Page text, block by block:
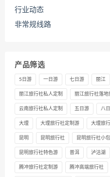
行业动态
非常规线路
产品筛选
5日游 一日游 七日游 丽江
丽江旅行社私人定制 丽江旅行社落地
云南旅行社私人定制 五日游 八
大理 大理旅行社定制游 大理旅
昆明 昆明旅行社 昆明旅行社小
昆明旅行社特色游 普洱 泸沽湖
腾冲旅行社定制游 腾冲高端旅行社